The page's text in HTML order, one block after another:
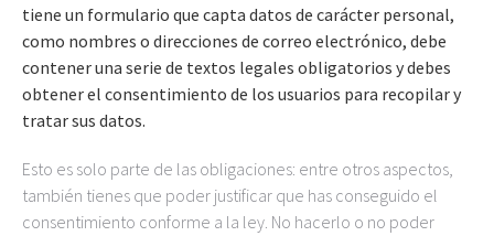
tiene un formulario que capta datos de carácter personal,
como nombres o direcciones de correo electrónico, debe
contener una serie de textos legales obligatorios y debes
obtener el consentimiento de los usuarios para recopilar y
tratar sus datos.
Esto es solo parte de las obligaciones: entre otros aspectos,
también tienes que poder justificar que has conseguido el
consentimiento conforme a la ley. No hacerlo o no poder